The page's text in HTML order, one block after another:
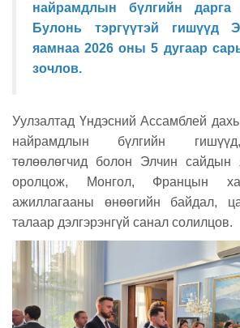
найрамдлын бүлгийн
Булонь тэргүүтэй гишүүд
яамнаа 2026 оны 5 дугаар
зочлов.
Уулзалтад Үндэсний Ассамблей
найрамдлын бүлгийн
төлөөлөгчид болон Элчин сайдын
оролцож, Монгол, Францын
ажиллагааны өнөөгийн байдал,
талаар дэлгэрэнгүй санал солилцов.